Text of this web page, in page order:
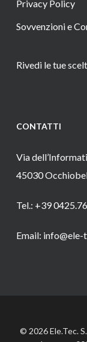
Privacy Policy
Sovvenzioni e
Rivedi le tue
CONTATTI
Via
45030
Tel.: +39
Email: info@ele-
© 2026 Ele.Tec.